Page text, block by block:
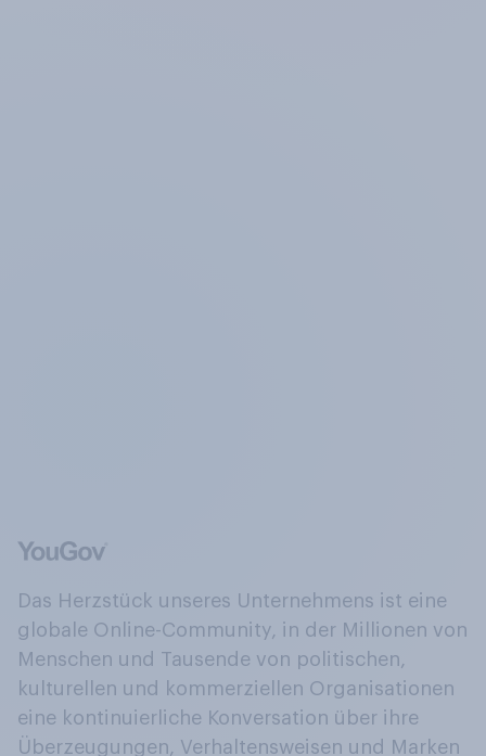
Das Herzstück unseres Unternehmens ist eine
globale Online-Community, in der Millionen von
Menschen und Tausende von politischen,
kulturellen und kommerziellen Organisationen
eine kontinuierliche Konversation über ihre
Überzeugungen, Verhaltensweisen und Marken